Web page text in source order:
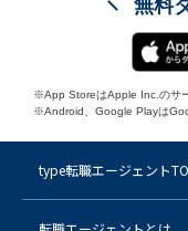
無料
※App StoreはApple Inc.のサ
※Android、Google Playは
type転職エージェント